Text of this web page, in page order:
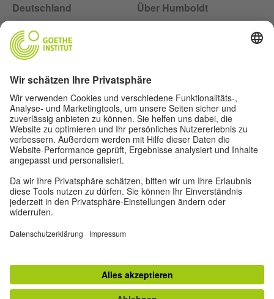
Deutschland
Über Humboldt
Impressum
Datenschutz
Nutzungsbedingungen
Privatsphäre-Einstellungen
Folge dem Magazin Humboldt auf Social Media
Andere Magazine des Goethe-Instituts
Gegenüber : Transatlantisches
Ruya